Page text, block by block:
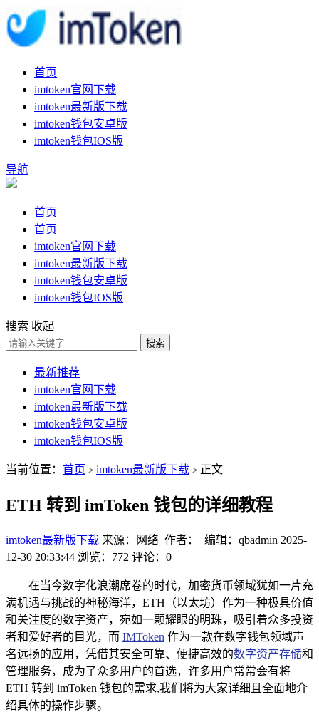
首页
imtoken官网下载
imtoken最新版下载
imtoken钱包安卓版
imtoken钱包IOS版
导航
首页
首页
imtoken官网下载
imtoken最新版下载
imtoken钱包安卓版
imtoken钱包IOS版
搜索 收起
搜索
最新推荐
imtoken官网下载
imtoken最新版下载
imtoken钱包安卓版
imtoken钱包IOS版
当前位置： 首页 > imtoken最新版下载 > 正文
ETH 转到 imToken 钱包的详细教程
imtoken最新版下载 来源：网络 作者： 编辑：qbadmin 2025-
12-30 20:33:44 浏览：772 评论：0
在当今数字化浪潮席卷的时代，加密货币领域犹如一片充
满机遇与挑战的神秘海洋，ETH（以太坊）作为一种极具价值
和关注度的数字资产，宛如一颗耀眼的明珠，吸引着众多投资
者和爱好者的目光，而 IMToken 作为一款在数字钱包领域声
名远扬的应用，凭借其安全可靠、便捷高效的数字资产存储和
管理服务，成为了众多用户的首选，许多用户常常会有将
ETH 转到 imToken 钱包的需求,我们将为大家详细且全面地介
绍具体的操作步骤。